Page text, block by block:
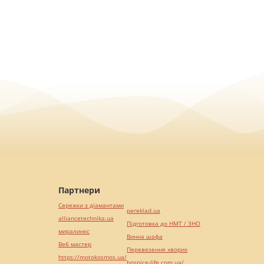
Партнери
Сережки з діамантами
alliancetechnika.ua
миралинкс
Веб мастер
https://motokosmos.ua/
pereklad.ua
Підготовка до НМТ / ЗНО
Винна шафа
Перевезення хворих
hospice-life.com.ua/